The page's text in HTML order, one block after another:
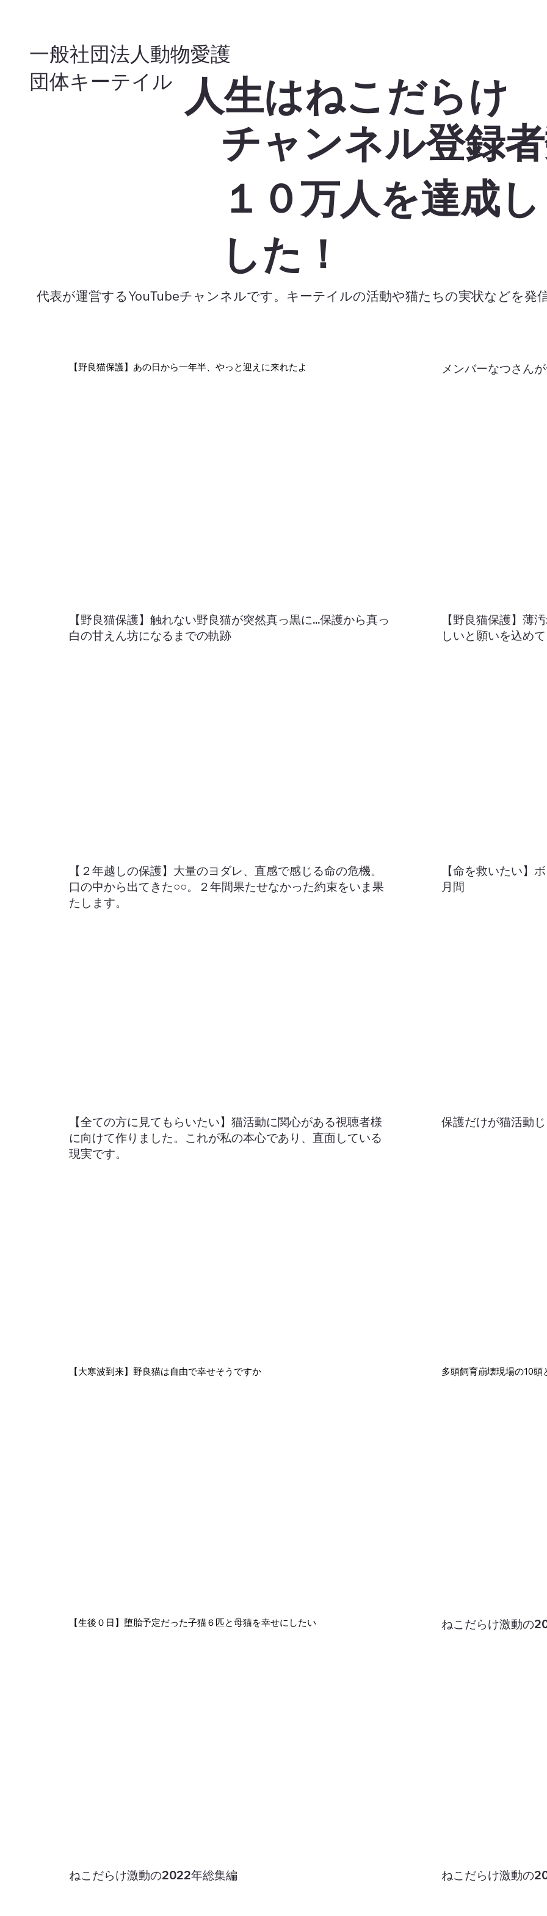
一般社団法人動物愛護
団体キーテイル
チャンネル登録
１０万人を達成
した！
​人生はねこだらけ
代表が運営するYouTubeチャンネルです。キーテイルの活動や猫たちの実状などを発
【野良猫保護】あの日から一年半、やっと迎えに来れたよ メンバーなつさん
【野良猫保護】触れない野良猫が突然真っ黒に...保護から真っ
白の甘えん坊になるまでの軌跡
【野良猫保護】薄
しいと願いを込めて
【２年越しの保護】大量のヨダレ、直感で感じる命の危機。
口の中から出てきた○○。２年間果たせなかった約束をいま果
たします。
【命を救いたい】
月間
【全ての方に見てもらいたい】猫活動に関心がある視聴者様
に向けて作りました。これが私の本心であり、直面している
現実です。
保護だけが猫活動
【大寒波到来】野良猫は自由で幸せそうですか 多頭飼育崩壊現場の10
【生後０日】堕胎予定だった子猫６匹と母猫を幸せにしたい ねこだらけ激動の
ねこだらけ激動の2022年総集編 ねこだらけ激動の